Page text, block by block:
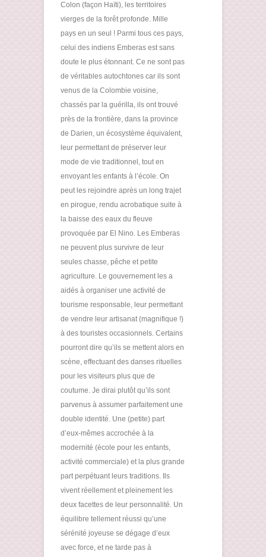
Colon (façon Haïti), les territoires
vierges de la forêt profonde. Mille
pays en un seul ! Parmi tous ces pays,
celui des indiens Emberas est sans
doute le plus étonnant. Ce ne sont pas
de véritables autochtones car ils sont
venus de la Colombie voisine,
chassés par la guérilla, ils ont trouvé
près de la frontière, dans la province
de Darien, un écosystème équivalent,
leur permettant de préserver leur
mode de vie traditionnel, tout en
envoyant les enfants à l’école. On
peut les rejoindre après un long trajet
en pirogue, rendu acrobatique suite à
la baisse des eaux du fleuve
provoquée par El Nino. Les Emberas
ne peuvent plus survivre de leur
seules chasse, pêche et petite
agriculture. Le gouvernement les a
aidés à organiser une activité de
tourisme responsable, leur permettant
de vendre leur artisanat (magnifique !)
à des touristes occasionnels. Certains
pourront dire qu’ils se mettent alors en
scène, effectuant des danses rituelles
pour les visiteurs plus que de
coutume. Je dirai plutôt qu’ils sont
parvenus à assumer parfaitement une
double identité. Une (petite) part
d’eux-mêmes accrochée à la
modernité (école pour les enfants,
activité commerciale) et la plus grande
part perpétuant leurs traditions. Ils
vivent réellement et pleinement les
deux facettes de leur personnalité. Un
équilibre tellement réussi qu’une
sérénité joyeuse se dégage d’eux
avec force, et ne tarde pas à